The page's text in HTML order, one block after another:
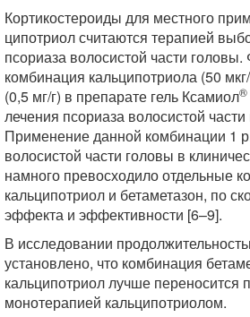
Кортикостероиды для местного
ципотриол считаются терапией
псориаза волосистой части
комбинация кальципотриола (50
(0,5 мг/г) в препарате гель Ксамиол®
лечения псориаза волосистой
Применение данной комбинации 1
волосистой части головы в
намного превосходило отдельные
кальципотриол и бетаметазон, по
эффекта и эффективности [6–9].
В исследовании
установлено, что комбинация
кальципотриол лучше переносится
монотерапией кальципотриолом.